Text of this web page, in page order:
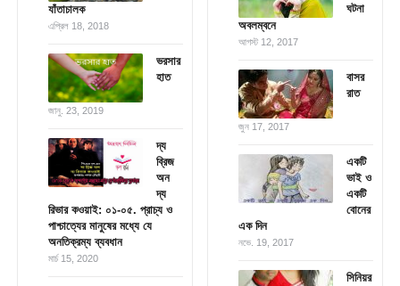
যাঁতাচালক
এপ্রিল 18, 2018
ভরসার
হাত
জানু. 23, 2019
দ্য
ব্রিজ
অন
দ্য
রিভার কওয়াই: ০১-০৫. প্রাচ্য ও
পাশ্চাত্যের মানুষের মধ্যে যে
অনতিক্রম্য ব্যবধান
মার্চ 15, 2020
ঘটনা
অবলম্বনে
আগস্ট 12, 2017
বাসর
রাত
জুন 17, 2017
একটি
ভাই ও
একটি
বোনের
এক দিন
নভে. 19, 2017
সিনিয়র